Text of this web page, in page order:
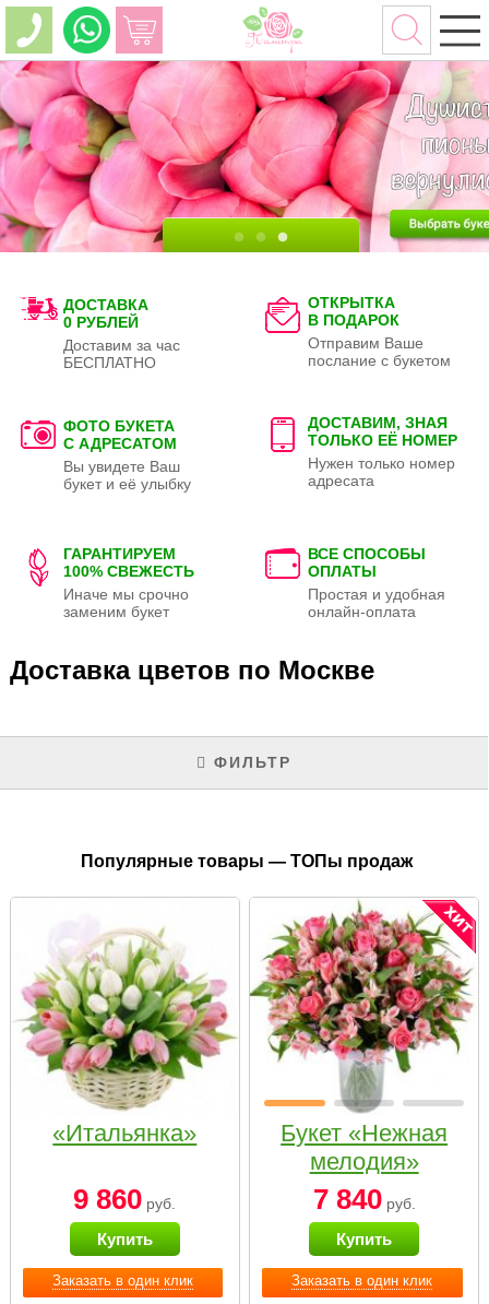
ДОСТАВКА
0 РУБЛЕЙ
Доставим за час
БЕСПЛАТНО
ОТКРЫТКА
В ПОДАРОК
Отправим Ваше
послание с букетом
ФОТО БУКЕТА
С АДРЕСАТОМ
Вы увидете Ваш
букет и её улыбку
ДОСТАВИМ, ЗНАЯ
ТОЛЬКО ЕЁ НОМЕР
Нужен только номер
адресата
ГАРАНТИРУЕМ
100% СВЕЖЕСТЬ
Иначе мы срочно
заменим букет
ВСЕ СПОСОБЫ
ОПЛАТЫ
Простая и удобная
онлайн-оплата
Доставка цветов по Москве
ФИЛЬТР
Популярные товары — ТОПы продаж
Заказать в один клик
«Итальянка»
9 860 руб.
Купить
Заказать в один клик
Букет «Нежная
мелодия»
7 840руб.
Купить